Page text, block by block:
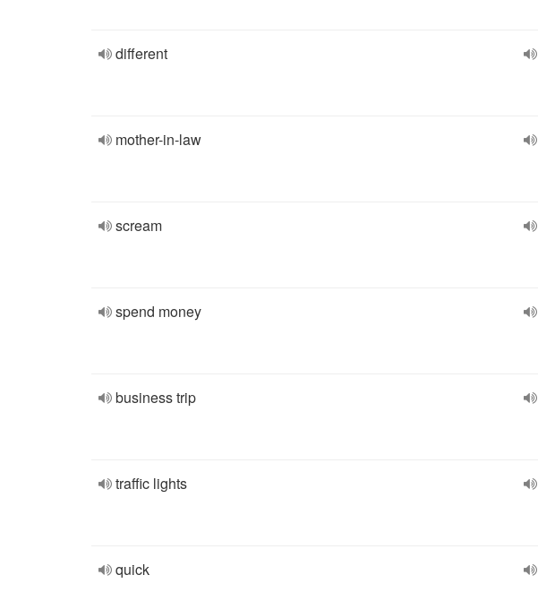
different
mother-in-law
scream
spend money
business trip
traffic lights
quick